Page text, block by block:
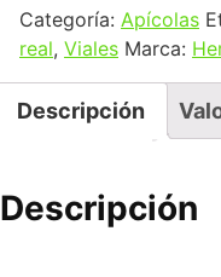
Categoría: Apícolas
real, Viales Marca:
Descripción
Descripción